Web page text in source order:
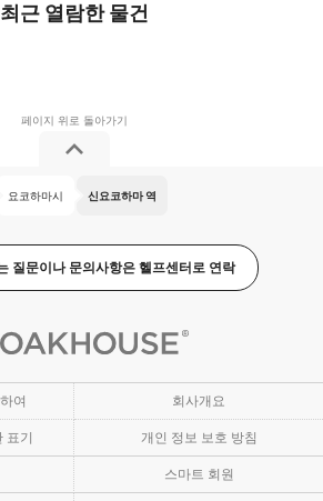
최근 열람한 물건
요코하마시 신요코하마 역
질문이나 문의사항은 헬프센터로 연락
여 회사개요
표기 개인 정보 보호 방침
스마트 회원